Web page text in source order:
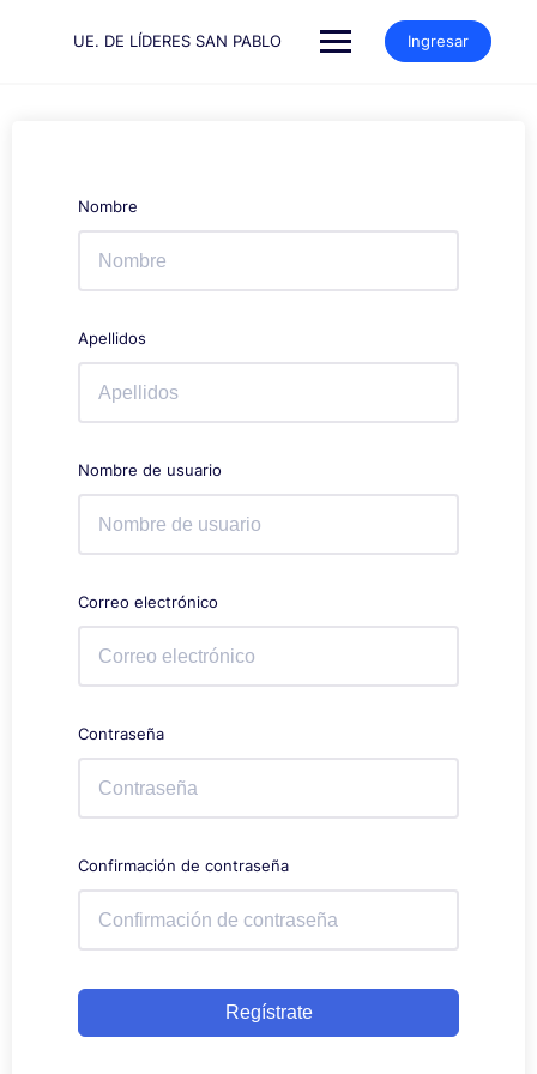
UE. DE LÍDERES SAN PABLO Ingresar
Nombre
Apellidos
Nombre de usuario
Correo electrónico
Contraseña
Confirmación de contraseña
Regístrate